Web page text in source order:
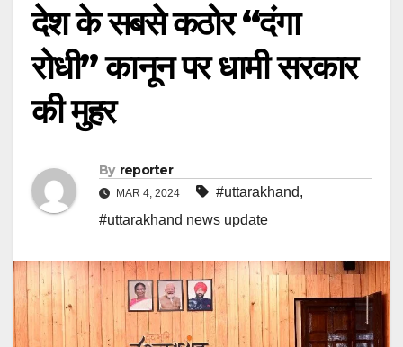
देश के सबसे कठोर “दंगा
रोधी” कानून पर धामी सरकार
की मुहर
By reporter
MAR 4, 2024 #uttarakhand,
#uttarakhand news update